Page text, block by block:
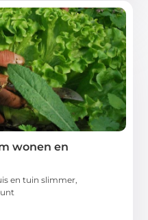
wonen en
en tuin slimmer,